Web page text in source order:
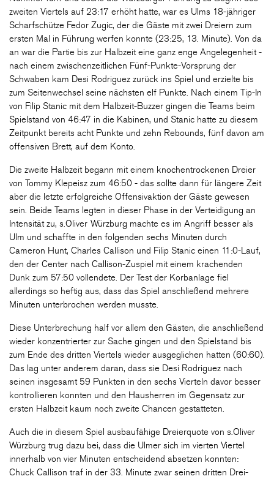
zweiten Viertels auf 23:17 erhöht hatte, war es Ulms 18-jähriger
Scharfschütze Fedor Zugic, der die Gäste mit zwei Dreiern zum
ersten Mal in Führung werfen konnte (23:25, 13. Minute). Von da
an war die Partie bis zur Halbzeit eine ganz enge Angelegenheit -
nach einem zwischenzeitlichen Fünf-Punkte-Vorsprung der
Schwaben kam Desi Rodriguez zurück ins Spiel und erzielte bis
zum Seitenwechsel seine nächsten elf Punkte. Nach einem Tip-In
von Filip Stanic mit dem Halbzeit-Buzzer gingen die Teams beim
Spielstand von 46:47 in die Kabinen, und Stanic hatte zu diesem
Zeitpunkt bereits acht Punkte und zehn Rebounds, fünf davon am
offensiven Brett, auf dem Konto.
Die zweite Halbzeit begann mit einem knochentrockenen Dreier
von Tommy Klepeisz zum 46:50 - das sollte dann für längere Zeit
aber die letzte erfolgreiche Offensivaktion der Gäste gewesen
sein. Beide Teams legten in dieser Phase in der Verteidigung an
Intensität zu, s.Oliver Würzburg machte es im Angriff besser als
Ulm und schaffte in den folgenden sechs Minuten durch
Cameron Hunt, Charles Callison und Filip Stanic einen 11:0-Lauf,
den der Center nach Callison-Zuspiel mit einem krachenden
Dunk zum 57:50 vollendete. Der Test der Korbanlage fiel
allerdings so heftig aus, dass das Spiel anschließend mehrere
Minuten unterbrochen werden musste.
Diese Unterbrechung half vor allem den Gästen, die anschließend
wieder konzentrierter zur Sache gingen und den Spielstand bis
zum Ende des dritten Viertels wieder ausgeglichen hatten (60:60).
Das lag unter anderem daran, dass sie Desi Rodriguez nach
seinen insgesamt 59 Punkten in den sechs Vierteln davor besser
kontrollieren konnten und den Hausherren im Gegensatz zur
ersten Halbzeit kaum noch zweite Chancen gestatteten.
Auch die in diesem Spiel ausbaufähige Dreierquote von s.Oliver
Würzburg trug dazu bei, dass die Ulmer sich im vierten Viertel
innerhalb von vier Minuten entscheidend absetzen konnten:
Chuck Callison traf in der 33. Minute zwar seinen dritten Drei-